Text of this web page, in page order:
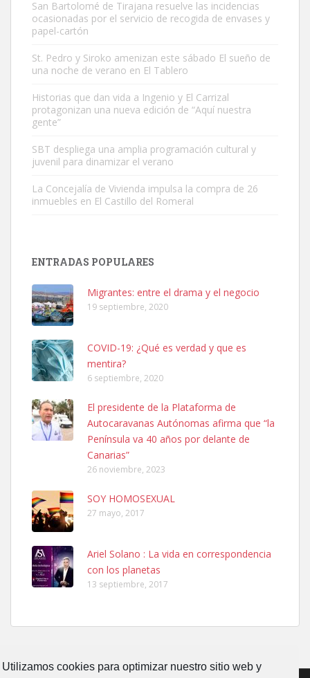
Utilizamos cookies para optimizar nuestro sitio web y
Busco adopción responsable para mi perra. Pastor alemán,
hembra, 4 años. Por motivos personales ...
Leales.org » Gran Canaria
Leales.org » Gran Canaria
Ninfa perdida
El día 5 se los perdió una ninfa papillera, asustada tiene miedo a la
calle, se perdió por la zon...
Leales.org » Gran Canaria
6.7.2025
Adopcion
Busco casa de acogida para mi perrita ya que por temas de trabajo
no la puedo tener. Solo gente r...
San Bartolomé de Tirajana resuelve las incidencias
ocasionadas por el servicio de recogida de envases y
papel-cartón
St. Pedro y Siroko amenizan este sábado El sueño de
una noche de verano en El Tablero
Historias que dan vida a Ingenio y El Carrizal
protagonizan una nueva edición de “Aquí nuestra
gente”
SBT despliega una amplia programación cultural y
juvenil para dinamizar el verano
La Concejalía de Vivienda impulsa la compra de 26
inmuebles en El Castillo del Romeral
ENTRADAS POPULARES
Migrantes: entre el drama y el negocio
19 septiembre, 2020
COVID-19: ¿Qué es verdad y que es
mentira?
6 septiembre, 2020
El presidente de la Plataforma de
Autocaravanas Autónomas afirma que “la
Península va 40 años por delante de
Canarias”
26 noviembre, 2023
SOY HOMOSEXUAL
27 mayo, 2017
Ariel Solano : La vida en correspondencia
con los planetas
13 septiembre, 2017